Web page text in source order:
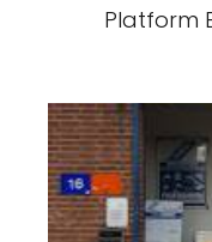
Platform